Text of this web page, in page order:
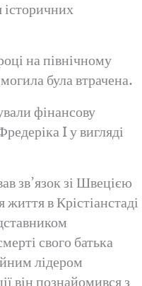
на північному
була втрачена.
фінансову
I у вигляді
зв’язок зі Швецією
в Крістіанстаді
свого батька
лідером
він познайомився з